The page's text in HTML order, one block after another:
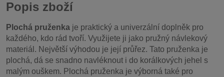
Popis zboží
Plochá pruženka je praktický a univerzální doplněk pro
každého, kdo rád tvoří. Využijete ji jako pružný návlekový
materiál. Největší výhodou je její průřez. Tato pruženka je
plochá, dá se snadno navléknout i do korálkových jehel s
malým ouškem. Plochá pruženka je výborná také pro